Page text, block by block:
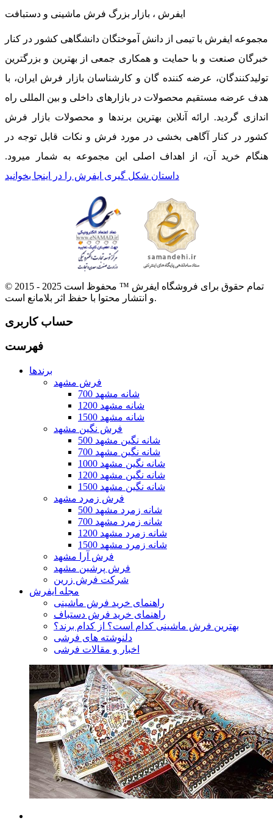
ایفرش ، بازار بزرگ فرش ماشینی و دستبافت
مجموعه ایفرش با تیمی از دانش آموختگان دانشگاهی کشور در کنار
خبرگان صنعت و با حمایت و همکاری جمعی از بهترین و بزرگترین
تولیدکنندگان، عرضه کننده گان و کارشناسان بازار فرش ایران، با
هدف عرضه مستقیم محصولات در بازارهای داخلی و بین المللی راه
اندازی گردید. ارائه آنلاین بهترین برندها و محصولات بازار فرش
کشور در کنار آگاهی بخشی در مورد فرش و نکات قابل توجه در
هنگام خرید آن، از اهداف اصلی این مجموعه به شمار میرود.
داستان شکل گیری ایفرش را در اینجا بخوانید
© 2015 - 2025 تمام حقوق برای فروشگاه ایفرش ™ محفوظ است
و انتشار محتوا با حفظ اثر بلامانع است.
حساب کاربری
فهرست
برندها
فرش مشهد
700 شانه مشهد
1200 شانه مشهد
1500 شانه مشهد
فرش نگین مشهد
500 شانه نگین مشهد
700 شانه نگین مشهد
1000 شانه نگین مشهد
1200 شانه نگین مشهد
1500 شانه نگین مشهد
فرش زمرد مشهد
500 شانه زمرد مشهد
700 شانه زمرد مشهد
1200 شانه زمرد مشهد
1500 شانه زمرد مشهد
فرش آرا مشهد
فرش پرشین مشهد
شرکت فرش زرین
مجله ایفرش
راهنمای خرید فرش ماشینی
راهنمای خرید فرش دستباف
بهترین فرش ماشینی کدام است؟ از کدام برند؟
دلنوشته های فرشی
اخبار و مقالات فرشی